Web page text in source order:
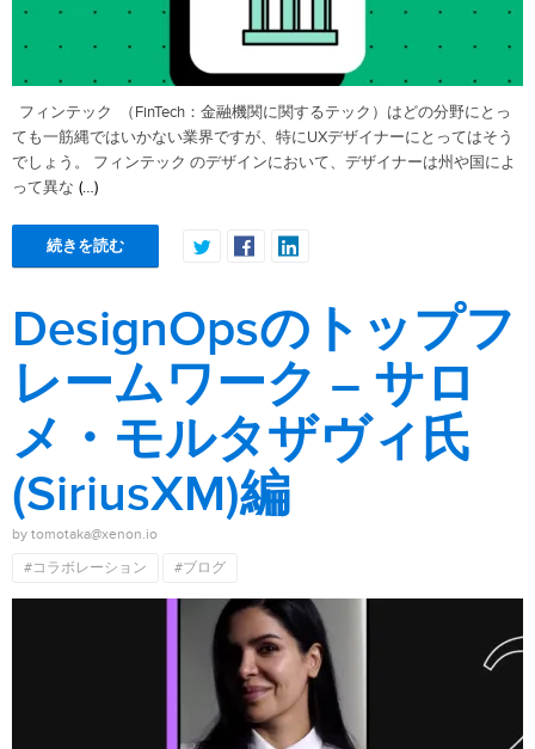
フィンテック （FinTech：金融機関に関するテック）はどの分野にとっ
ても一筋縄ではいかない業界ですが、特にUXデザイナーにとってはそう
でしょう。 フィンテック のデザインにおいて、デザイナーは州や国によ
って異な (…)
続きを読む
DesignOpsのトップフ
レームワーク – サロ
メ・モルタザヴィ氏
(SiriusXM)編
by tomotaka@xenon.io
#コラボレーション
#ブログ